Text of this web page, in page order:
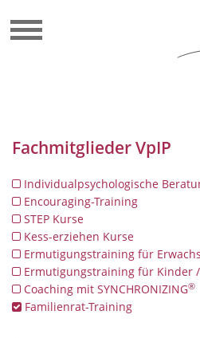
Fachmitglieder VpIP
Individualpsychologische
Encouraging-Training
STEP Kurse
Kess-erziehen Kurse
Ermutigungstraining für
Ermutigungstraining für Kinder
Coaching mit SYNCHRONIZING®
Familienrat-Training